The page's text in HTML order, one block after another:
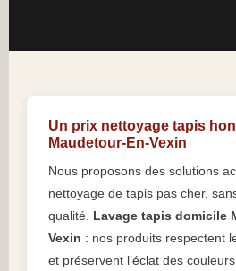
Un prix nettoyage tapis
Maudetour-En-Vexin
Nous proposons des solutions
nettoyage de tapis pas cher,
qualité. Lavage tapis domicile
Vexin : nos produits respectent
et préservent l’éclat des